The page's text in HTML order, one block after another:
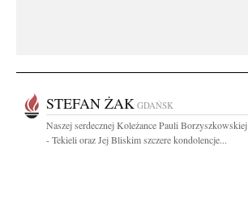
STEFAN ŻAK GDAŃSK
Naszej serdecznej Koleżance Pauli Borzyszkowskiej
- Tekieli oraz Jej Bliskim szczere kondolencje...